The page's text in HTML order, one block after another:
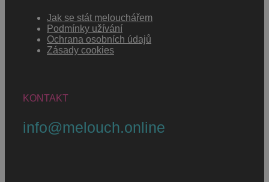
Jak se stát melouchářem
Podmínky užívání
Ochrana osobních údajů
Zásady cookies
KONTAKT
info@melouch.online